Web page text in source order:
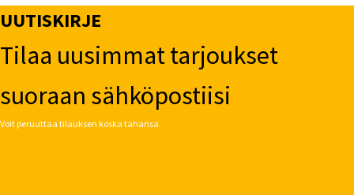
UUTISKIRJE
Tilaa uusimmat tarjoukset
suoraan sähköpostiisi
Voit peruuttaa tilauksen koska tahansa.